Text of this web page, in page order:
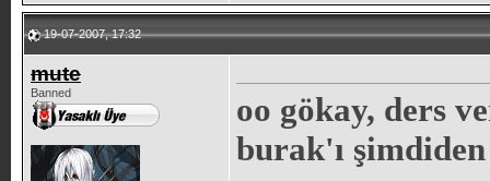
19-07-2007, 17:32
mute
Banned
oo gökay, ders
burak'ı şimdiden